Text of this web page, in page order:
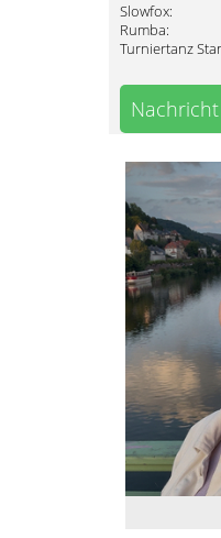
Slowfox:
Rumba:
Turniertanz